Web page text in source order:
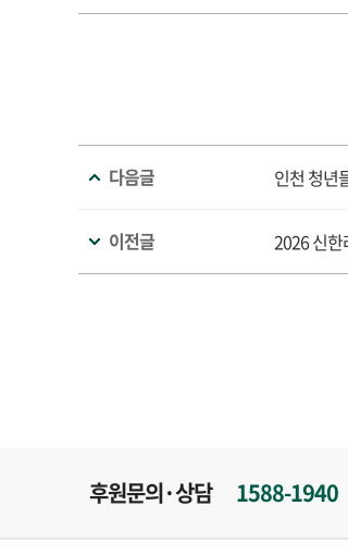
다음글 인천 청년
이전글 2026 신한
후원문의·상담 1588-1940